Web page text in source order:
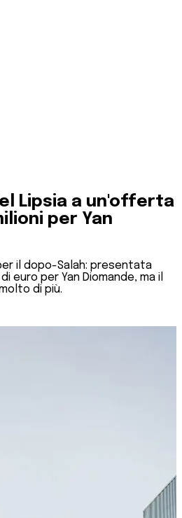
Lipsia a un'offerta
per Yan
il dopo-Salah: presentata
euro per Yan Diomande, ma il
di più.